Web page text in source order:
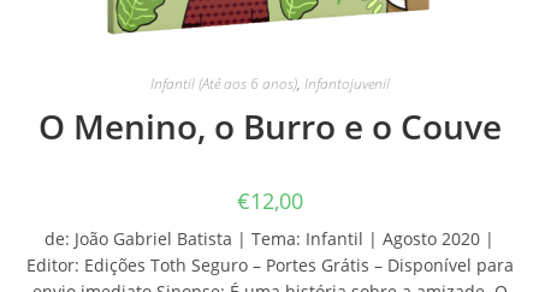
Infantil (Até aos 6 anos), Infantojuvenil
O Menino, o Burro e o Couve
€12,00
de: João Gabriel Batista | Tema: Infantil | Agosto 2020 |
Editor: Edições Toth Seguro – Portes Grátis – Disponível para